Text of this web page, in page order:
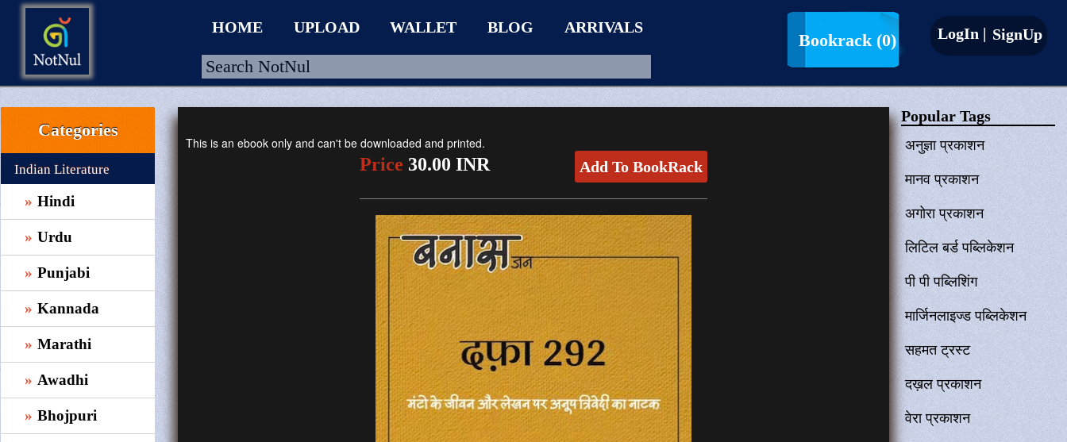
HOME
UPLOAD
WALLET
BLOG
ARRIVALS
CATEGORIES >
HOME UPLOAD WALLET BLOG ARRIVALS
Bookrack (0) LogIn | SignUp
Categories
Indian Literature
Hindi
Urdu
Punjabi
Kannada
Marathi
Awadhi
Bhojpuri
This is an ebook only and can't be downloaded and printed.
Price 30.00 INR Add To BookRack
Popular Tags
अनुज्ञा प्रकाशन
मानव प्रकाशन
अगोरा प्रकाशन
लिटिल बर्ड पब्लिकेशन
पी पी पब्लिशिंग
मार्जिनलाइज्ड पब्लिकेशन
सहमत ट्रस्ट
दख़ल प्रकाशन
वेरा प्रकाशन